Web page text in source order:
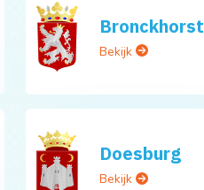
Bronckhorst
Bekijk
Doesburg
Bekijk